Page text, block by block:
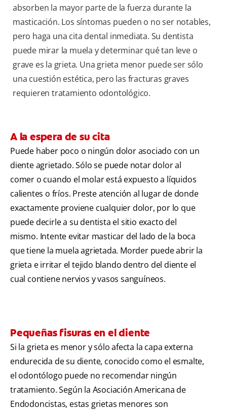
absorben la mayor parte de la fuerza durante la
masticación. Los síntomas pueden o no ser notables,
pero haga una cita dental inmediata. Su dentista
puede mirar la muela y determinar qué tan leve o
grave es la grieta. Una grieta menor puede ser sólo
una cuestión estética, pero las fracturas graves
requieren tratamiento odontológico.
A la espera de su cita
Puede haber poco o ningún dolor asociado con un
diente agrietado. Sólo se puede notar dolor al
comer o cuando el molar está expuesto a líquidos
calientes o fríos. Preste atención al lugar de donde
exactamente proviene cualquier dolor, por lo que
puede decirle a su dentista el sitio exacto del
mismo. Intente evitar masticar del lado de la boca
que tiene la muela agrietada. Morder puede abrir la
grieta e irritar el tejido blando dentro del diente el
cual contiene nervios y vasos sanguíneos.
Pequeñas fisuras en el diente
Si la grieta es menor y sólo afecta la capa externa
endurecida de su diente, conocido como el esmalte,
el odontólogo puede no recomendar ningún
tratamiento. Según la Asociación Americana de
Endodoncistas, estas grietas menores son